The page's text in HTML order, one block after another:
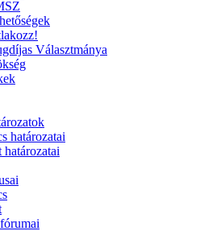
Választmánya
határozatai